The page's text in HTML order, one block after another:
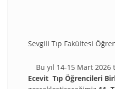
Sevgili Tıp Fakültesi
Bu yıl 14-15 Mart 2026
Ecevit Tıp Öğrencileri